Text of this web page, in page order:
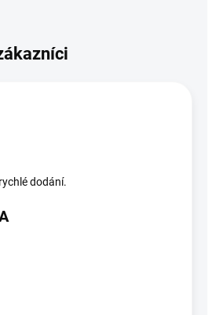
dodání.